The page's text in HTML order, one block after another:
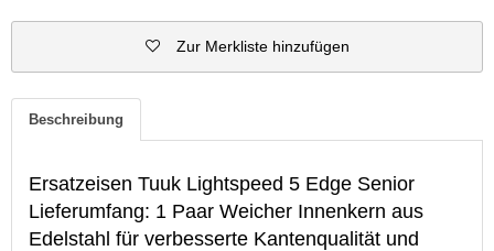
Zur Merkliste hinzufügen
Beschreibung
Ersatzeisen Tuuk Lightspeed 5 Edge Senior
Lieferumfang: 1 Paar Weicher Innenkern aus
Edelstahl für verbesserte Kantenqualität und